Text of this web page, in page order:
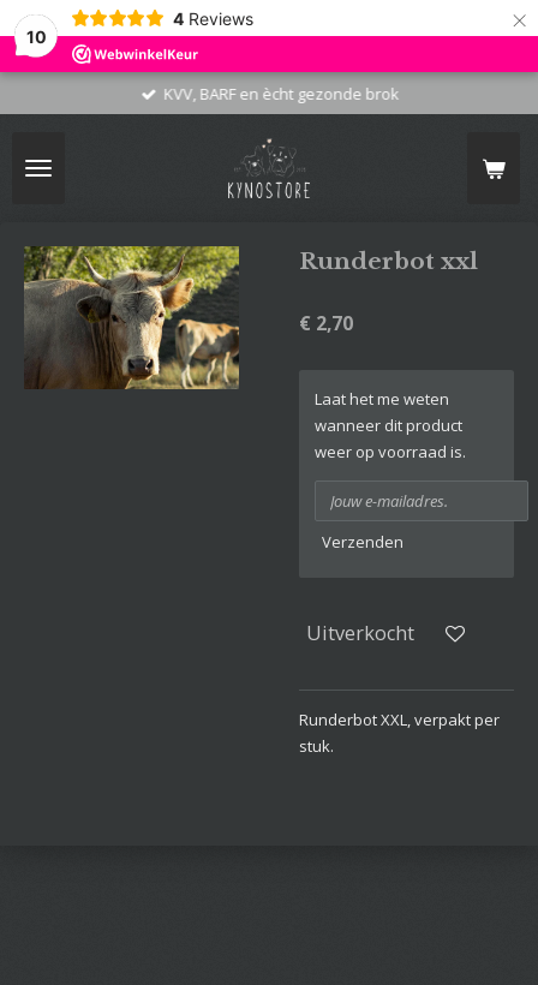
10
4 Reviews ×
KVV, BARF en ècht gezonde brok
Runderbot xxl
€ 2,70
Laat het me weten
wanneer dit product
weer op voorraad is.
Verzenden
Uitverkocht
Runderbot XXL, verpakt per
stuk.